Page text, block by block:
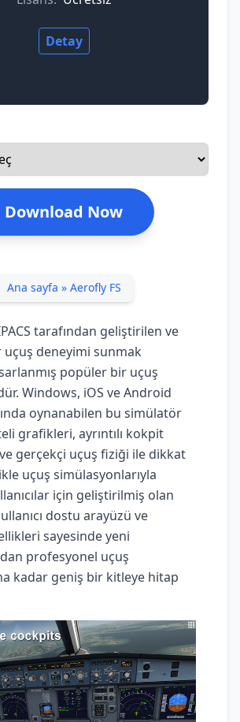
Detay
Download Now
Ana sayfa » Aerofly FS
tarafından geliştirilen ve
uçuş deneyimi sunmak
popüler bir uçuş
Windows, iOS ve Android
oynanabilen bu simülatör
grafikleri, ayrıntılı kokpit
gerçekçi uçuş fiziği ile dikkat
uçuş simülasyonlarıyla
için geliştirilmiş olan
dostu arayüzü ve
sayesinde yeni
profesyonel uçuş
kadar geniş bir kitleye hitap